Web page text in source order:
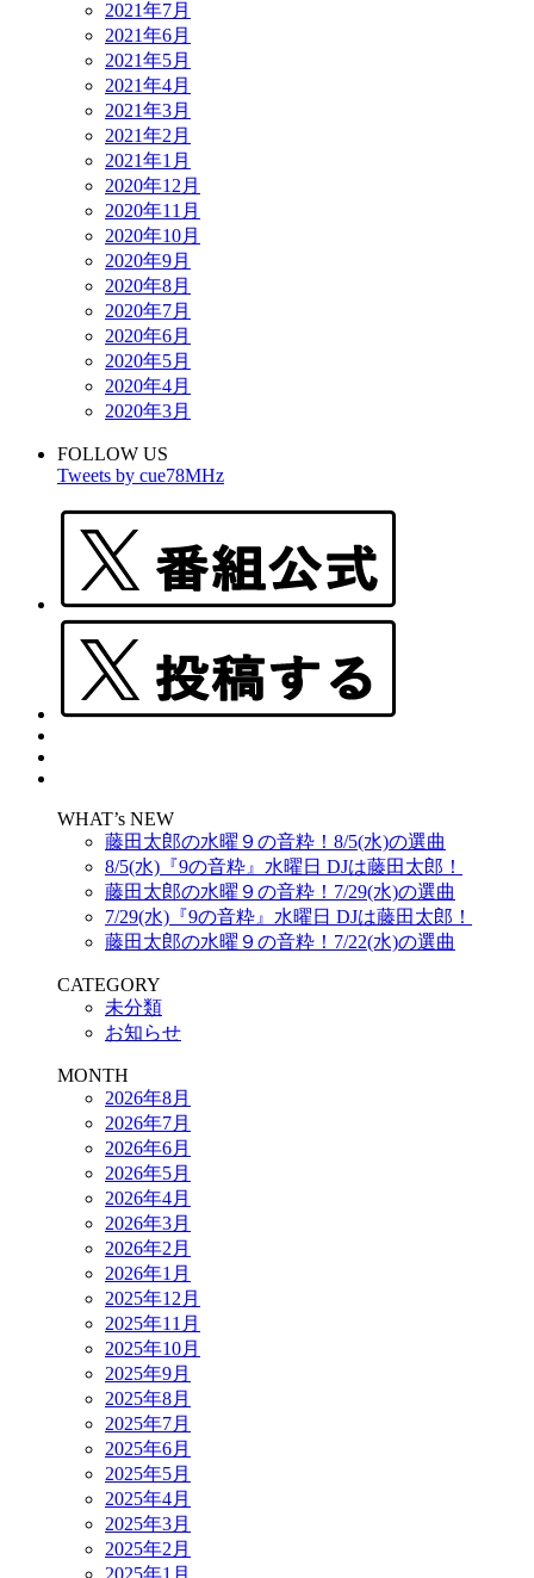
2021年7月
2021年6月
2021年5月
2021年4月
2021年3月
2021年2月
2021年1月
2020年12月
2020年11月
2020年10月
2020年9月
2020年8月
2020年7月
2020年6月
2020年5月
2020年4月
2020年3月
FOLLOW US
Tweets by cue78MHz
WHAT’s NEW
藤田太郎の水曜９の音粋！8/5(水)の選曲
8/5(水)『9の音粋』水曜日 DJは藤田太郎！
藤田太郎の水曜９の音粋！7/29(水)の選曲
7/29(水)『9の音粋』水曜日 DJは藤田太郎！
藤田太郎の水曜９の音粋！7/22(水)の選曲
CATEGORY
未分類
お知らせ
MONTH
2026年8月
2026年7月
2026年6月
2026年5月
2026年4月
2026年3月
2026年2月
2026年1月
2025年12月
2025年11月
2025年10月
2025年9月
2025年8月
2025年7月
2025年6月
2025年5月
2025年4月
2025年3月
2025年2月